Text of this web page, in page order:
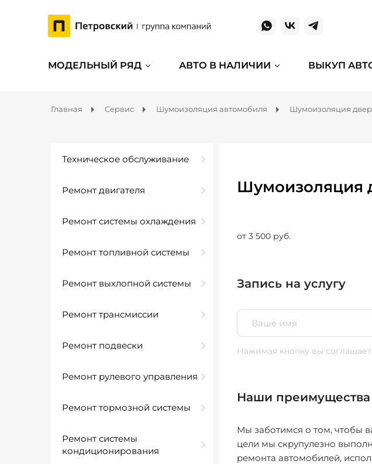
МОДЕЛЬНЫЙ РЯД АВТО В НАЛИЧИИ ВЫКУП
Главная Сервис Шумоизоляция автомобиля Шумоизоляция
Техническое обслуживание
Ремонт двигателя
Ремонт системы охлаждения
Ремонт топливной системы
Ремонт выхлопной системы
Ремонт трансмиссии
Ремонт подвески
Ремонт рулевого управления
Ремонт тормозной системы
Ремонт системы
кондиционирования
Шумоизоляция
от 3 500 руб.
Запись на услугу
Нажимая кнопку вы
Наши преимущества
Мы заботимся о том, чтобы
цели мы скрупулезно
ремонта автомобилей,